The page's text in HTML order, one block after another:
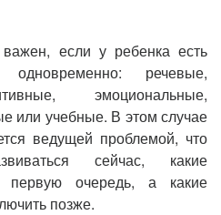
если у ребенка есть
одновременно: речевые,
эмоциональные,
или учебные. В этом случае
ведущей проблемой, что
сейчас, какие
очередь, а какие
позже.